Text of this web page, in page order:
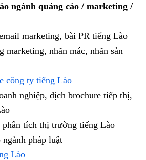
ngành quảng cáo / marketing /
marketing, bài PR tiếng Lào
marketing, nhãn mác, nhãn sản
công ty tiếng Lào
nghiệp, dịch brochure tiếp thị,
phân tích thị trường tiếng Lào
pháp luật
Lào